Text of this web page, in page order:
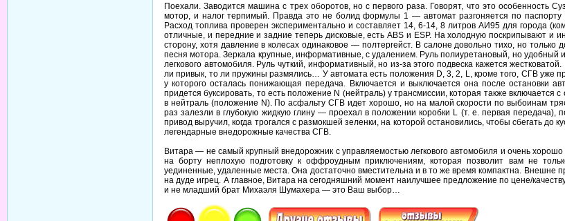
Поехали. Заводится машина с трех оборотов, но с первого раза. Говорят, что это особенность
мотор, и налог терпимый. Правда это не болид формулы 1 — автомат разгоняется по паспорту
Расход топлива проверен экспериментально и составляет 14, 6-14, 8 литров АИ95 для города
отличные, и передние и задние теперь дисковые, есть ABS и ESP. На холодную поскрипывают и
сторону, хотя давление в колесах одинаковое — полтергейст. В салоне довольно тихо, но только
песня мотора. Зеркала крупные, информативные, с удалением. Руль полиуретановый, но
легкового автомобиля. Руль чуткий, информативный, но из-за этого подвеска кажется
ли привык, то ли пружины размялись… У автомата есть положения D, 3, 2, L, кроме того, СГВ уже
у которого осталась понижающая передача. Включается и выключается она после остановки
придется буксировать, то есть положение N (нейтраль) у трансмиссии, которая также
в нейтраль (положение N). По асфальту СГВ идет хорошо, но на малой скорости по выбоинам
раз залезли в глубокую жидкую глину — проехал в положении коробки L (т. е. первая
привод выручил, когда трогался с размокшей зеленки, на которой остановились, чтобы сбегать до
легендарные внедорожные качества СГВ.
Витара — не самый крупный внедорожник с управляемостью легкового автомобиля и очень хорошо
на борту неплохую подготовку к оффроудным приключениям, которая позволит вам не
уединенные, удаленные места. Она достаточно вместительна и в то же время компактна. Внешне
на дуде игрец. А главное, Витара на сегодняшний момент наилучшее предложение по цене/
и не младший брат Михаэля Шумахера — это Ваш выбор…